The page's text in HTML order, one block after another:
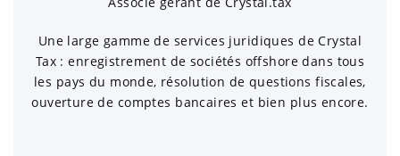
Une large gamme de services juridiques de Crystal
Tax : enregistrement de sociétés offshore dans tous
les pays du monde, résolution de questions fiscales,
ouverture de comptes bancaires et bien plus encore.